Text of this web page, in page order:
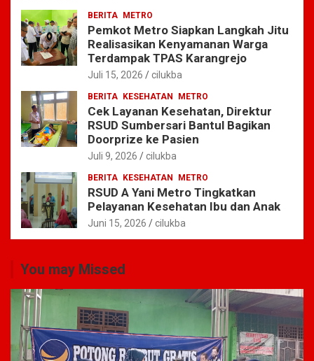
BERITA METRO
Pemkot Metro Siapkan Langkah Jitu
Realisasikan Kenyamanan Warga
Terdampak TPAS Karangrejo
Juli 15, 2026 cilukba
BERITA KESEHATAN METRO
Cek Layanan Kesehatan, Direktur
RSUD Sumbersari Bantul Bagikan
Doorprize ke Pasien
Juli 9, 2026 cilukba
BERITA KESEHATAN METRO
RSUD A Yani Metro Tingkatkan
Pelayanan Kesehatan Ibu dan Anak
Juni 15, 2026 cilukba
You may Missed